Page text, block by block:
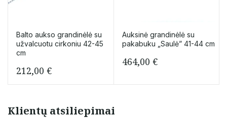
Balto aukso grandinėlė su
užvalcuotu cirkoniu 42-45
cm
212,00 €
Auksinė grandinėlė su
pakabuku „Saulė” 41-44 cm
464,00 €
Klientų atsiliepimai